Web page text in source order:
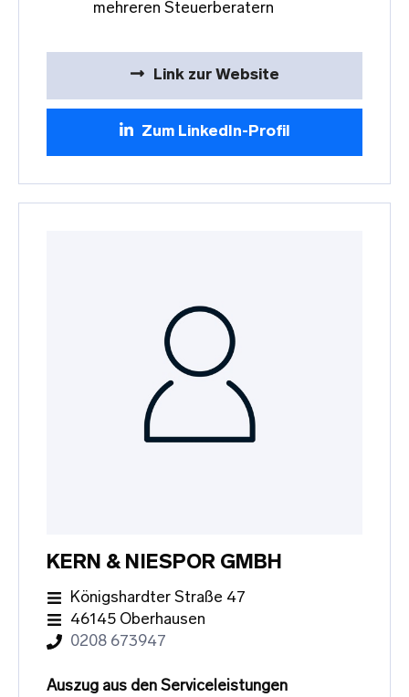
mehreren Steuerberatern
Link zur Website
Zum LinkedIn-Profil
KERN & NIESPOR GMBH
Königshardter Straße 47
46145 Oberhausen
0208 673947
Auszug aus den Serviceleistungen